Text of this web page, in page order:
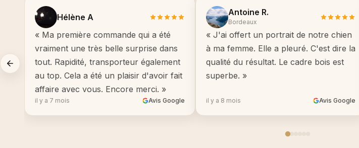
Hélène A
« Ma première commande qui a été
vraiment une très belle surprise dans
tout. Rapidité, transporteur également
au top. Cela a été un plaisir d'avoir fait
affaire avec vous. Encore merci. »
il y a 7 mois Avis Google
Antoine R.
Bordeaux
« J'ai offert un portrait de notre chien
à ma femme. Elle a pleuré. C'est dire la
qualité du résultat. Le cadre bois est
superbe. »
il y a 8 mois Avis Google